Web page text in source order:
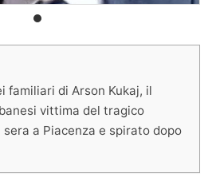
familiari di Arson Kukaj, il
vittima del tragico
a Piacenza e spirato dopo